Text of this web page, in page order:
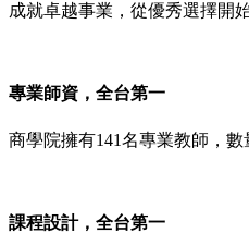
成就卓越事業，從優秀選擇開始
專業師資，全台第一
商學院擁有141名專業教師，數
課程設計，全台第一